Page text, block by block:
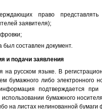
право
заявителя);
был составлен документ.
и подачи заявления
на русском языке. В
бумажного либо электронного
подтверждается
бумажного
на листах нелинованной